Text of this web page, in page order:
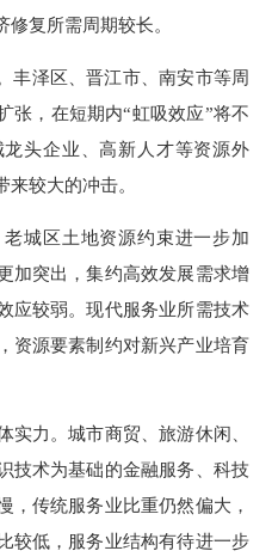
复所需周期较长。
泽区、晋江市、南安市等周
张，在短期内“虹吸效应”将不
头企业、高新人才等资源外
较大的冲击。
城区土地资源约束进一步加
加突出，集约高效发展需求增
应较弱。现代服务业所需技术
资源要素制约对新兴产业培育
力。城市商贸、旅游休闲、
技术为基础的金融服务、科技
，传统服务业比重仍然偏大，
较低，服务业结构有待进一步